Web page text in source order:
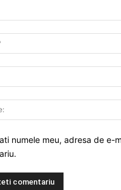
numele meu, adresa de